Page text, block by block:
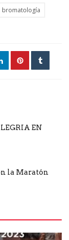
bromatología
EN
la Maratón